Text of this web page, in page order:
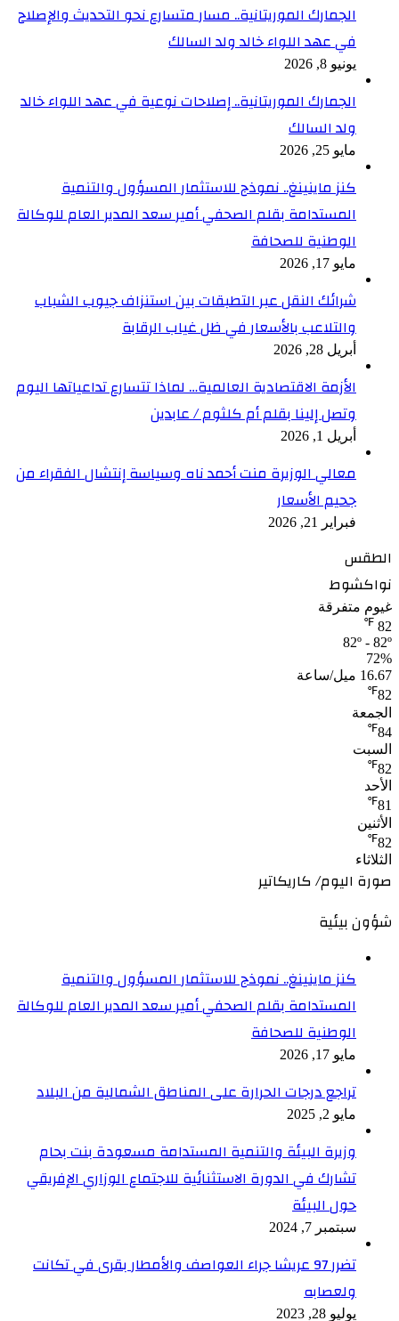
الجمارك الموريتانية.. مسار متسارع نحو التحديث والإصلاح
في عهد اللواء خالد ولد السالك
يونيو 8, 2026
الجمارك الموريتانية.. إصلاحات نوعية في عهد اللواء خالد
ولد السالك
مايو 25, 2026
كنز ماينينغ.. نموذج للاستثمار المسؤول والتنمية
المستدامة بقلم الصحفي أمير سعد المدير العام للوكالة
الوطنية للصحافة
مايو 17, 2026
شرائك النقل عبر التطبقات بين استنزاف جيوب الشباب
والتلاعب بالأسعار في ظل غياب الرقابة
أبريل 28, 2026
الأزمة الاقتصادية العالمية… لماذا تتسارع تداعياتها اليوم
وتصل إلينا بقلم أم كلثوم / عابدين
أبريل 1, 2026
معالي الوزيرة منت أحمد ناه وسياسة إنتشال الفقراء من
جحيم الأسعار
فبراير 21, 2026
الطقس
نواكشوط
غيوم متفرقة
82
℉
82º - 82º
72%
16.67 ميل/ساعة
82
℉
الجمعة
84
℉
السبت
82
℉
الأحد
81
℉
الأثنين
82
℉
الثلاثاء
صورة اليوم/ كاريكاتير
شؤون بيئية
كنز ماينينغ.. نموذج للاستثمار المسؤول والتنمية
المستدامة بقلم الصحفي أمير سعد المدير العام للوكالة
الوطنية للصحافة
مايو 17, 2026
تراجع درجات الحرارة على المناطق الشمالية من البلاد
مايو 2, 2025
وزيرة البيئة والتنمية المستدامة مسعودة بنت بحام
تشارك في الدورة الاستثنائية للاجتماع الوزاري الإفريقي
حول البيئة
سبتمبر 7, 2024
تضرر 97 عريشا جراء العواصف والأمطار بقرى في تكانت
ولعصابه
يوليو 28, 2023